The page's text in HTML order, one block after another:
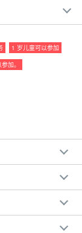
此处： ⬇︎
18,000 日元。
1 岁儿童可以参加
加。